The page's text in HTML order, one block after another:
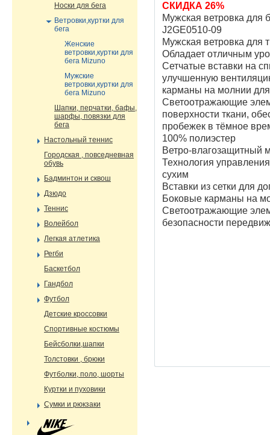
СКИДКА 26%
Мужская ветровка для
J2GE0510-09
Мужская ветровка для
Обладает отличным
Сетчатые вставки на
улучшенную
карманы на молнии
Светоотражающие
поверхности ткани,
пробежек в тёмное
100% полиэстер
Ветро-влагозащитный
Технология
сухим
Вставки из сетки для
Боковые карманы на
Светоотражающие
безопасности
Носки для бега
Ветровки,куртки для
бега
Женские
ветровки,куртки для
бега Mizuno
Мужские
ветровки,куртки для
бега Mizuno
Шапки, перчатки, бафы,
шарфы, повязки для
бега
Настольный теннис
Городская , повседневная
обувь
Бадминтон и сквош
Дзюдо
Теннис
Волейбол
Легкая атлетика
Регби
Баскетбол
Гандбол
Футбол
Детские кроссовки
Спортивные костюмы
Бейсболки,шапки
Толстовки , брюки
Футболки, поло, шорты
Куртки и пуховики
Сумки и рюкзаки